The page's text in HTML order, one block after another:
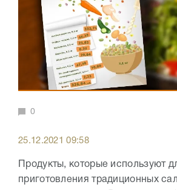
0
25.12.2021 09:58
Продукты, которые используют
приготовления традиционных